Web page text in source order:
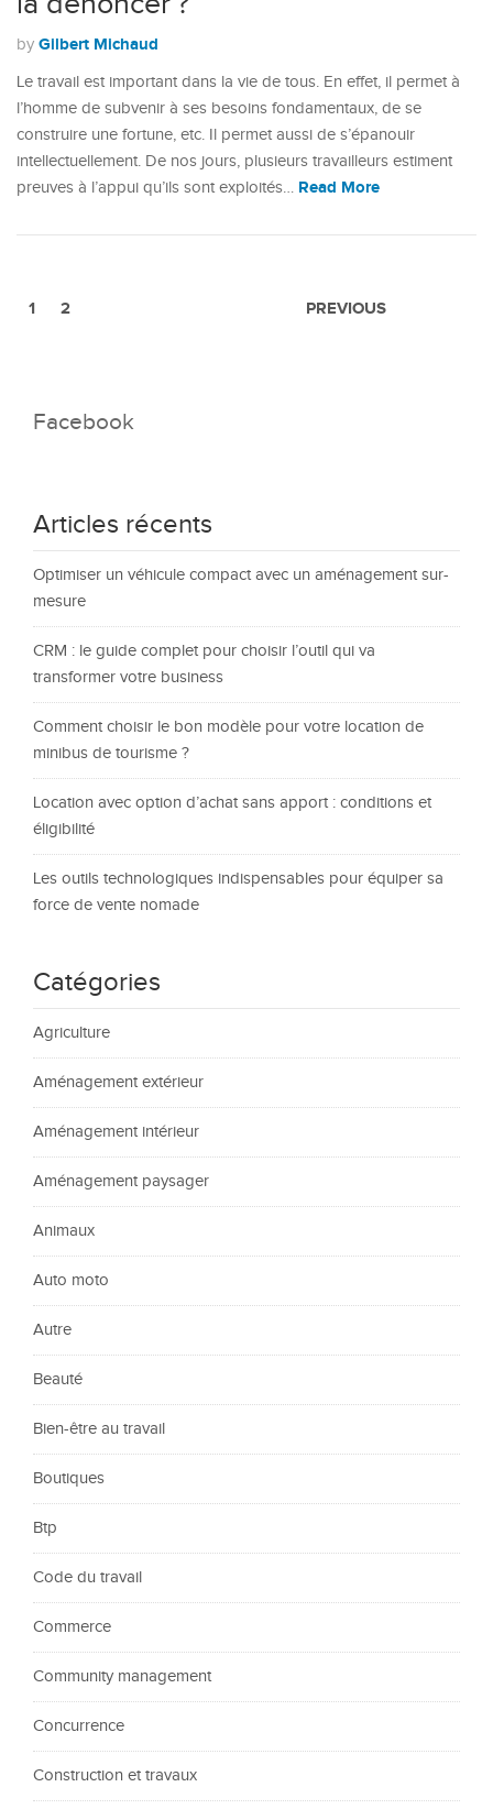
by Gilbert Michaud
Le travail est important dans la vie de tous. En effet, il permet à
l’homme de subvenir à ses besoins fondamentaux, de se
construire une fortune, etc. Il permet aussi de s’épanouir
intellectuellement. De nos jours, plusieurs travailleurs estiment
preuves à l’appui qu’ils sont exploités… Read More
PREVIOUS
1 2
Facebook
Articles récents
Optimiser un véhicule compact avec un aménagement sur-
mesure
CRM : le guide complet pour choisir l’outil qui va
transformer votre business
Comment choisir le bon modèle pour votre location de
minibus de tourisme ?
Location avec option d’achat sans apport : conditions et
éligibilité
Les outils technologiques indispensables pour équiper sa
force de vente nomade
Catégories
Agriculture
Aménagement extérieur
Aménagement intérieur
Aménagement paysager
Animaux
Auto moto
Autre
Beauté
Bien-être au travail
Boutiques
Btp
Code du travail
Commerce
Community management
Concurrence
Construction et travaux